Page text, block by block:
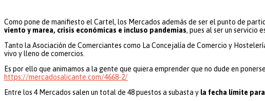
Como pone de manifiesto el Cartel, los Mercados además de ser el punto de
viento y marea, crisis económicas e incluso pandemias, pues al ser un servicio
Tanto la Asociación de Comerciantes como La Concejalía de Comercio y
vivo y lleno de comercios.
Es por ello que animamos a la gente que quiera emprender que no dude en
https://mercadosalicante.com/4668-2/
Entre los 4 Mercados salen un total de 48 puestos a subasta y la fecha límite